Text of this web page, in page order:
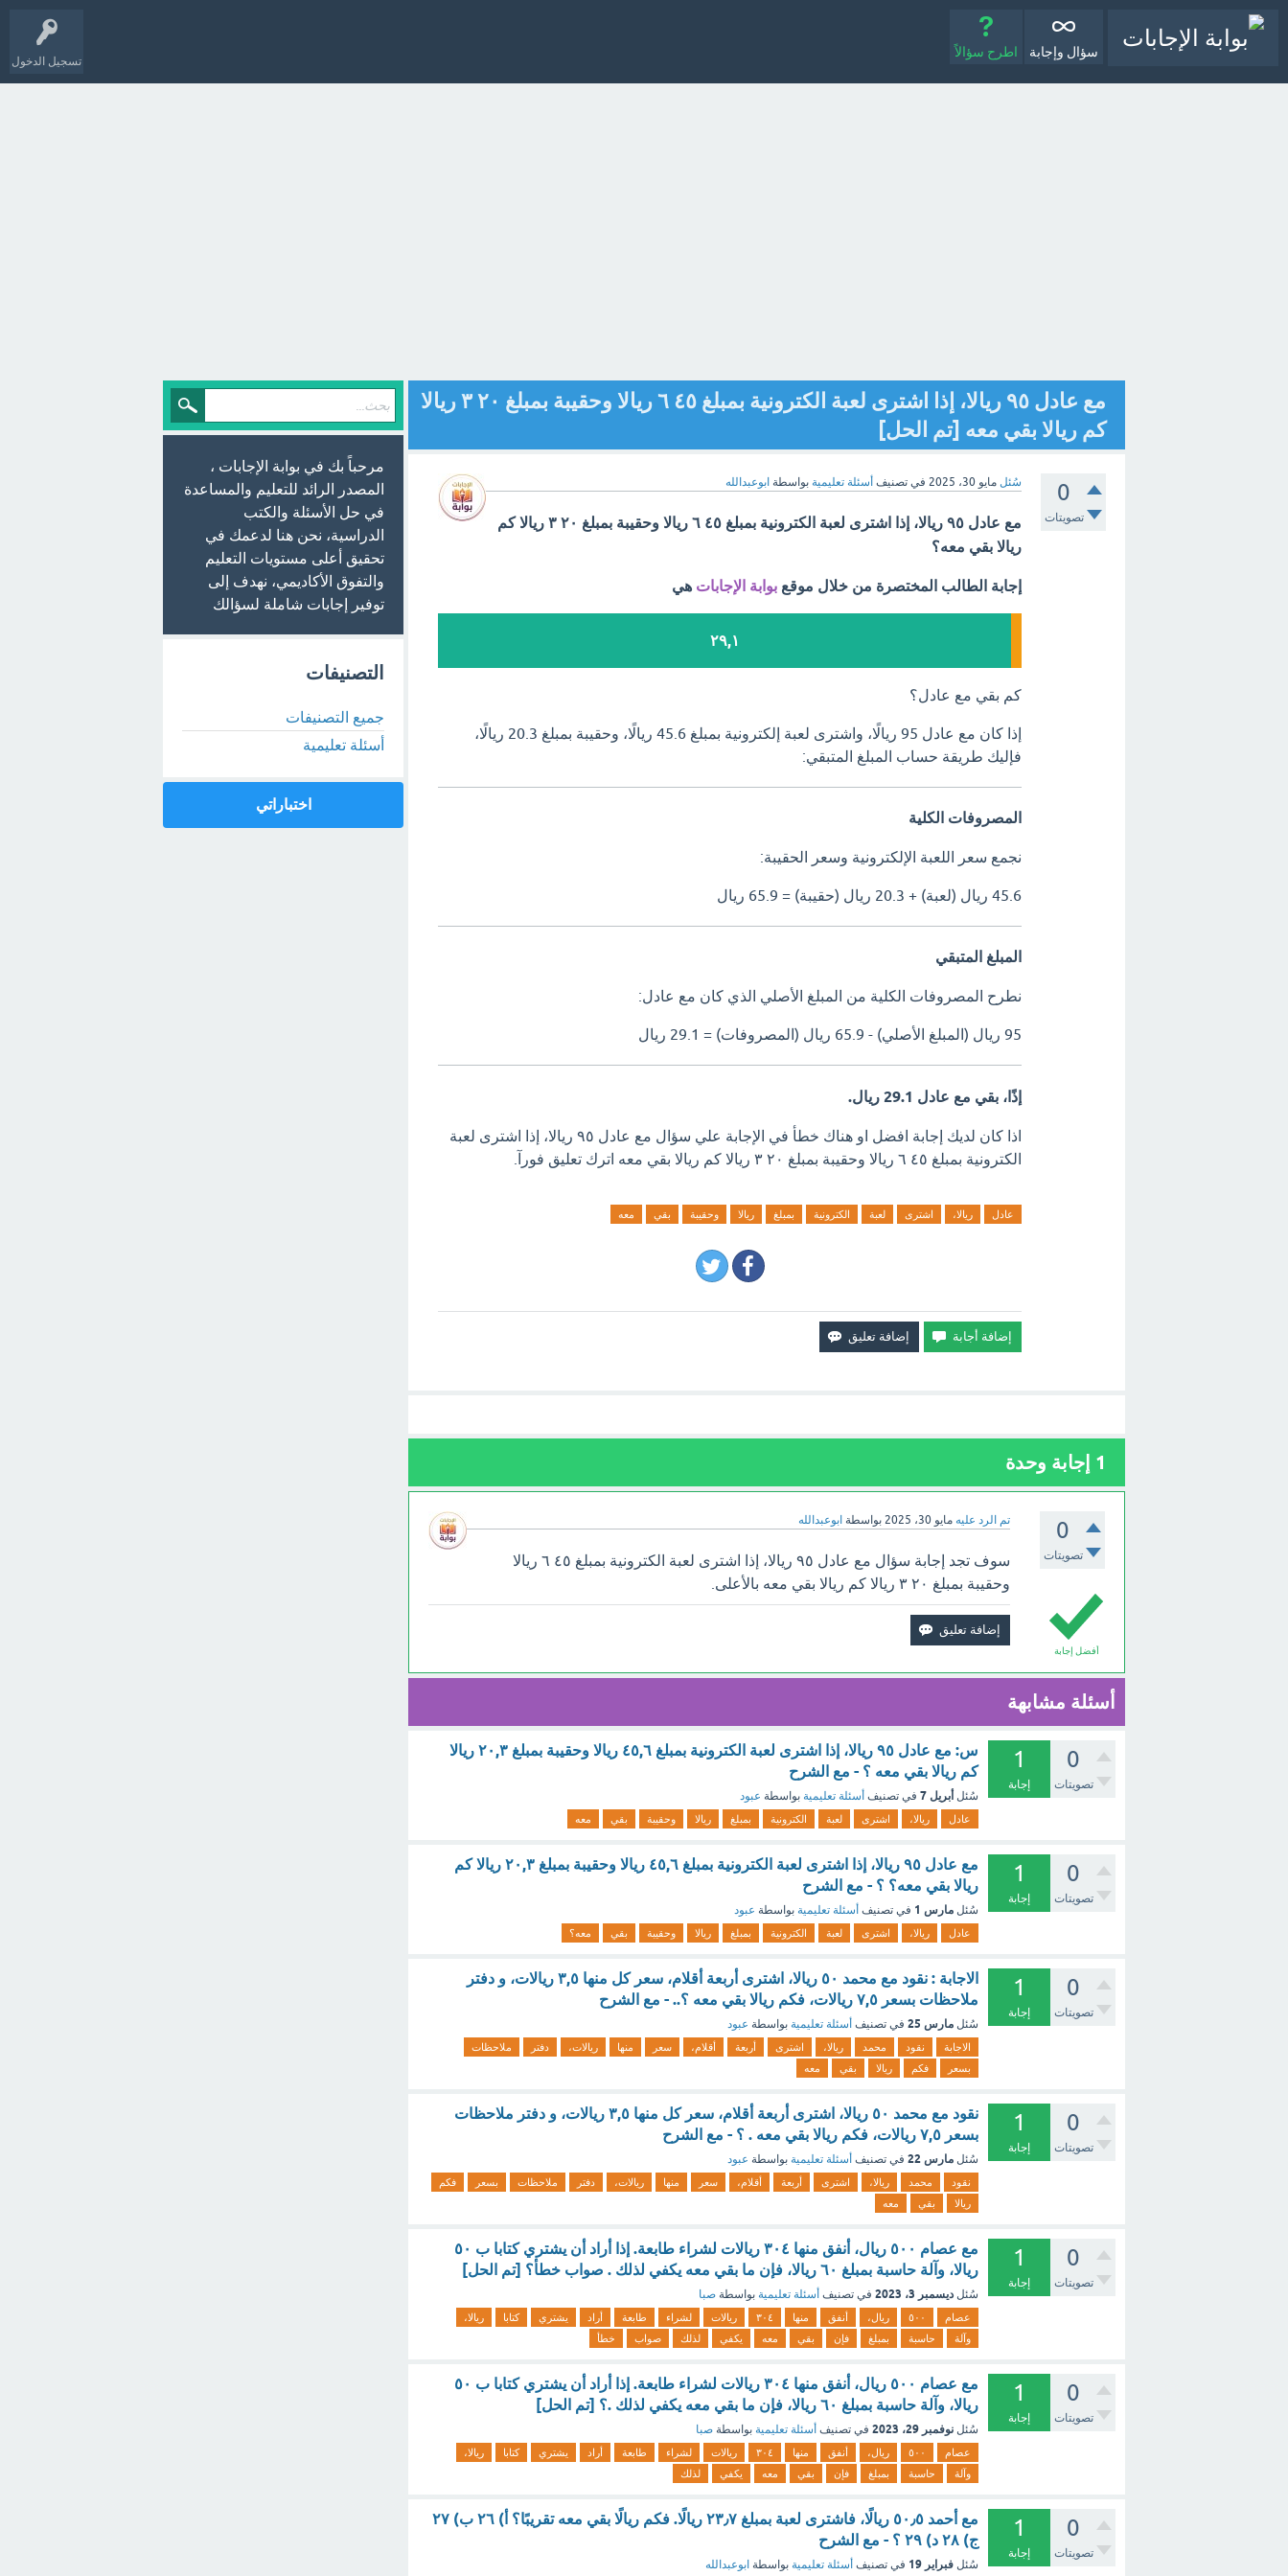
تسجيل الدخول
سؤال وإجابة اطرح سؤالاً
مع عادل ٩٥ ريالا، إذا اشترى لعبة الكترونية بمبلغ ٤٥ ٦ ريالا وحقيبة بمبلغ ٢٠ ٣ ريالا
كم ريالا بقي معه [تم الحل]
0
تصويتات
سُئل مايو 30، 2025 في تصنيف أسئلة تعليمية بواسطة ابوعبدالله
مع عادل ٩٥ ريالا، إذا اشترى لعبة الكترونية بمبلغ ٤٥ ٦ ريالا وحقيبة بمبلغ ٢٠ ٣ ريالا كم
ريالا بقي معه؟
إجابة الطالب المختصرة من خلال موقع بوابة الإجابات هي
٢٩,١
كم بقي مع عادل؟
إذا كان مع عادل 95 ريالًا، واشترى لعبة إلكترونية بمبلغ 45.6 ريالًا، وحقيبة بمبلغ 20.3 ريالًا،
فإليك طريقة حساب المبلغ المتبقي:
المصروفات الكلية
نجمع سعر اللعبة الإلكترونية وسعر الحقيبة:
45.6 ريال (لعبة) + 20.3 ريال (حقيبة) = 65.9 ريال
المبلغ المتبقي
نطرح المصروفات الكلية من المبلغ الأصلي الذي كان مع عادل:
95 ريال (المبلغ الأصلي) - 65.9 ريال (المصروفات) = 29.1 ريال
إذًا، بقي مع عادل 29.1 ريال.
اذا كان لديك إجابة افضل او هناك خطأ في الإجابة علي سؤال مع عادل ٩٥ ريالا، إذا اشترى لعبة
الكترونية بمبلغ ٤٥ ٦ ريالا وحقيبة بمبلغ ٢٠ ٣ ريالا كم ريالا بقي معه اترك تعليق فورآ.
عادل ريالا، اشترى لعبة الكترونية بمبلغ ريالا وحقيبة بقي معه
1 إجابة وحدة
0
تصويتات
تم الرد عليه مايو 30، 2025 بواسطة ابوعبدالله
أفضل إجابة
سوف تجد إجابة سؤال مع عادل ٩٥ ريالا، إذا اشترى لعبة الكترونية بمبلغ ٤٥ ٦ ريالا
وحقيبة بمبلغ ٢٠ ٣ ريالا كم ريالا بقي معه بالأعلى.
أسئلة مشابهة
0
تصويتات
1
إجابة
س: مع عادل ٩٥ ريالا، إذا اشترى لعبة الكترونية بمبلغ ٤٥,٦ ريالا وحقيبة بمبلغ ٢٠,٣ ريالا
كم ريالا بقي معه ؟ - مع الشرح
سُئل أبريل 7 في تصنيف أسئلة تعليمية بواسطة عبود
عادل ريالا، اشترى لعبة الكترونية بمبلغ ريالا وحقيبة بقي معه
0
تصويتات
1
إجابة
مع عادل ٩٥ ريالا، إذا اشترى لعبة الكترونية بمبلغ ٤٥,٦ ريالا وحقيبة بمبلغ ٢٠,٣ ريالا كم
ريالا بقي معه؟ ؟ - مع الشرح
سُئل مارس 1 في تصنيف أسئلة تعليمية بواسطة عبود
عادل ريالا، اشترى لعبة الكترونية بمبلغ ريالا وحقيبة بقي معه؟
0
تصويتات
1
إجابة
الاجابة : نقود مع محمد ٥٠ ريالا، اشترى أربعة أقلام، سعر كل منها ٣,٥ ريالات، و دفتر
ملاحظات بسعر ٧,٥ ريالات، فكم ريالا بقي معه ؟.. - مع الشرح
سُئل مارس 25 في تصنيف أسئلة تعليمية بواسطة عبود
الاجابة نقود محمد ريالا، اشترى أربعة أقلام، سعر منها ريالات، دفتر
ملاحظات
بسعر
فكم ريالا بقي معه
0
تصويتات
1
إجابة
نقود مع محمد ٥٠ ريالا، اشترى أربعة أقلام، سعر كل منها ٣,٥ ريالات، و دفتر ملاحظات
بسعر ٧,٥ ريالات، فكم ريالا بقي معه . ؟ - مع الشرح
سُئل مارس 22 في تصنيف أسئلة تعليمية بواسطة عبود
نقود محمد ريالا، اشترى أربعة أقلام، سعر منها ريالات، دفتر ملاحظات بسعر
فكم
ريالا
بقي معه
0
تصويتات
1
إجابة
مع عصام ٥٠٠ ريال، أنفق منها ٣٠٤ ريالات لشراء طابعة. إذا أراد أن يشتري كتابا ب ٥٠
ريالا، وآلة حاسبة بمبلغ ٦٠ ريالا، فإن ما بقي معه يكفي لذلك . صواب خطأ؟ [تم الحل]
سُئل ديسمبر 3، 2023 في تصنيف أسئلة تعليمية بواسطة صبا
عصام ٥٠٠ ريال، أنفق منها ٣٠٤ ريالات لشراء طابعة أراد يشتري كتابا
ريالا،
وآلة
حاسبة بمبلغ فإن بقي معه يكفي لذلك صواب خطأ
0
تصويتات
1
إجابة
مع عصام ٥٠٠ ريال، أنفق منها ٣٠٤ ريالات لشراء طابعة. إذا أراد أن يشتري كتابا ب ٥٠
ريالا، وآلة حاسبة بمبلغ ٦٠ ريالا، فإن ما بقي معه يكفي لذلك .؟ [تم الحل]
سُئل نوفمبر 29، 2023 في تصنيف أسئلة تعليمية بواسطة صبا
عصام ٥٠٠ ريال، أنفق منها ٣٠٤ ريالات لشراء طابعة أراد يشتري كتابا
ريالا،
وآلة
حاسبة بمبلغ فإن بقي معه يكفي لذلك
0
تصويتات
1
إجابة
مع أحمد ٥٠٫٥ ريالًا، فاشترى لعبة بمبلغ ٢٣٫٧ ريالًا. فكم ريالًا بقي معه تقريبًا؟ أ) ٢٦ ب) ٢٧
ج) ٢٨ د) ٢٩ ؟ - مع الشرح
سُئل فبراير 19 في تصنيف أسئلة تعليمية بواسطة ابوعبدالله
مرحباً بك في بوابة الإجابات ،
المصدر الرائد للتعليم والمساعدة
في حل الأسئلة والكتب
الدراسية، نحن هنا لدعمك في
تحقيق أعلى مستويات التعليم
والتفوق الأكاديمي، نهدف إلى
توفير إجابات شاملة لسؤالك
التصنيفات
جميع التصنيفات
أسئلة تعليمية
اختباراتي